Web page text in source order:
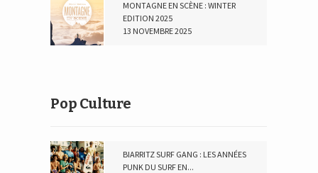
MONTAGNE EN SCÈNE : WINTER
EDITION 2025
13 NOVEMBRE 2025
Pop Culture
BIARRITZ SURF GANG : LES ANNÉES
PUNK DU SURF EN...